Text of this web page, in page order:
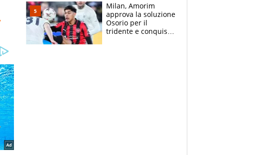
Milan, Amorim
approva la soluzione
Osorio per il
tridente e conquista